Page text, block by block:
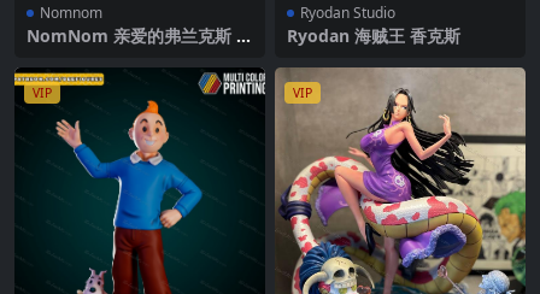
Nomnom
NomNom 亲爱的弗兰克斯 零
Ryodan Studio
Ryodan 海贼王 香克斯
VIP VIP